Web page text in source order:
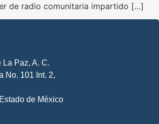
de radio comunitaria impartido […]
Paz, A. C.
No. 101 Int. 2,
de México